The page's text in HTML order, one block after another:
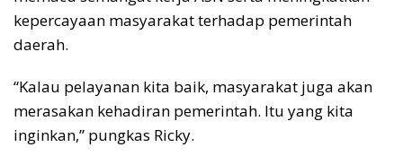
kepercayaan masyarakat terhadap pemerintah
daerah.
“Kalau pelayanan kita baik, masyarakat juga akan
merasakan kehadiran pemerintah. Itu yang kita
inginkan,” pungkas Ricky.